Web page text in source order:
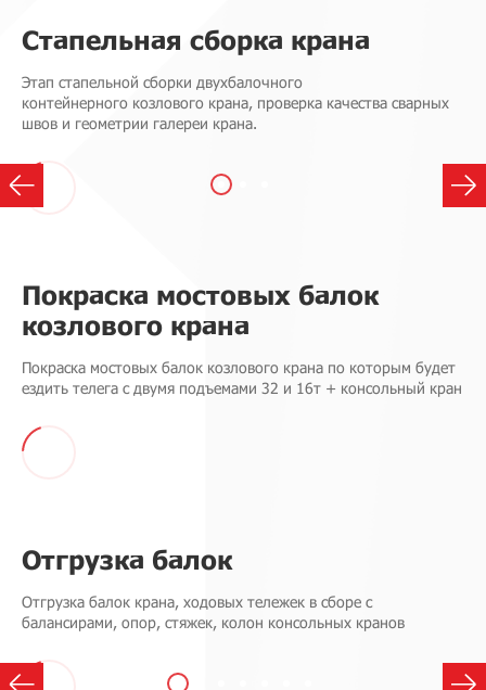
Стапельная сборка крана
Этап стапельной сборки двухбалочного
контейнерного козлового крана, проверка качества сварных
швов и геометрии галереи крана.
Покраска мостовых балок
козлового крана
Покраска мостовых балок козлового крана по которым будет
ездить телега с двумя подъемами 32 и 16т + консольный кран
Отгрузка балок
Отгрузка балок крана, ходовых тележек в сборе с
балансирами, опор, стяжек, колон консольных кранов